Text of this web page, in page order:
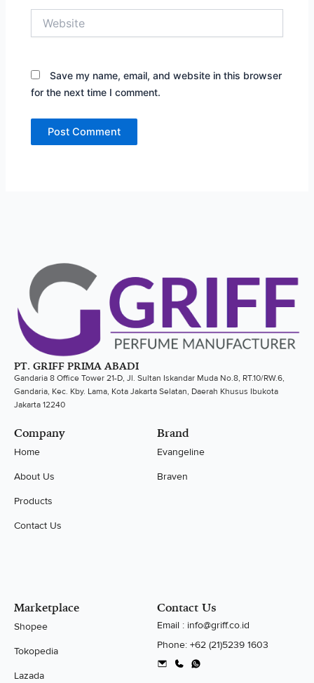
Save my name, email, and website in this browser
for the next time I comment.
PT. GRIFF PRIMA ABADI
Gandaria 8 Office Tower 21-D, Jl. Sultan Iskandar Muda No.8, RT.10/RW.6,
Gandaria, Kec. Kby. Lama, Kota Jakarta Selatan, Daerah Khusus Ibukota
Jakarta 12240
Company
Home
About Us
Products
Contact Us
Brand
Evangeline
Braven
Marketplace
Shopee
Tokopedia
Lazada
Contact Us
Email : info@griff.co.id
Phone: +62 (21)5239 1603